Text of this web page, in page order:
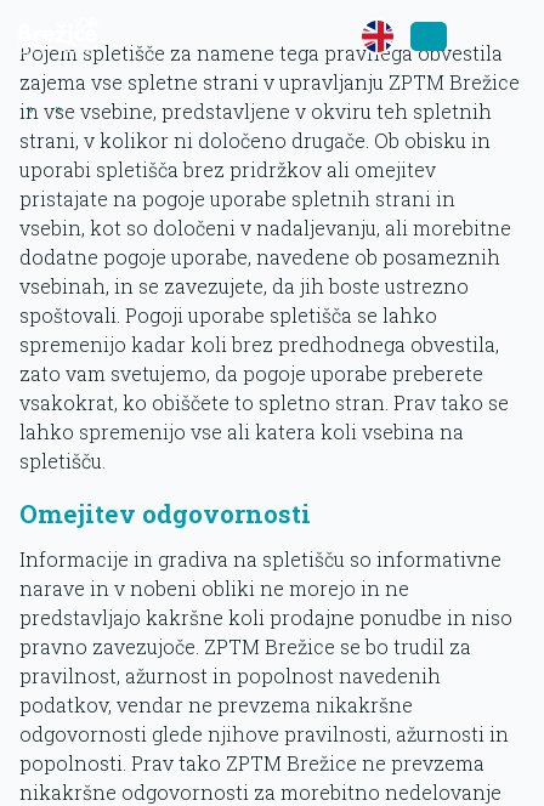
» »
Pojem spletišče za namene tega pravnega obvestila
zajema vse spletne strani v upravljanju ZPTM Brežice
in vse vsebine, predstavljene v okviru teh spletnih
strani, v kolikor ni določeno drugače. Ob obisku in
uporabi spletišča brez pridržkov ali omejitev
pristajate na pogoje uporabe spletnih strani in
vsebin, kot so določeni v nadaljevanju, ali morebitne
dodatne pogoje uporabe, navedene ob posameznih
vsebinah, in se zavezujete, da jih boste ustrezno
spoštovali. Pogoji uporabe spletišča se lahko
spremenijo kadar koli brez predhodnega obvestila,
zato vam svetujemo, da pogoje uporabe preberete
vsakokrat, ko obiščete to spletno stran. Prav tako se
lahko spremenijo vse ali katera koli vsebina na
spletišču.
Omejitev odgovornosti
Informacije in gradiva na spletišču so informativne
narave in v nobeni obliki ne morejo in ne
predstavljajo kakršne koli prodajne ponudbe in niso
pravno zavezujoče. ZPTM Brežice se bo trudil za
pravilnost, ažurnost in popolnost navedenih
podatkov, vendar ne prevzema nikakršne
odgovornosti glede njihove pravilnosti, ažurnosti in
popolnosti. Prav tako ZPTM Brežice ne prevzema
nikakršne odgovornosti za morebitno nedelovanje